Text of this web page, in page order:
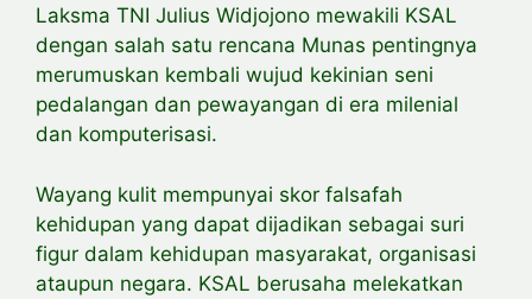
Laksma TNI Julius Widjojono mewakili KSAL
dengan salah satu rencana Munas pentingnya
merumuskan kembali wujud kekinian seni
pedalangan dan pewayangan di era milenial
dan komputerisasi.
Wayang kulit mempunyai skor falsafah
kehidupan yang dapat dijadikan sebagai suri
figur dalam kehidupan masyarakat, organisasi
ataupun negara. KSAL berusaha melekatkan